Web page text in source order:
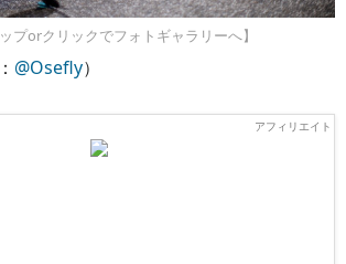
ップorクリックでフォトギャラリーへ】
@Osefly）